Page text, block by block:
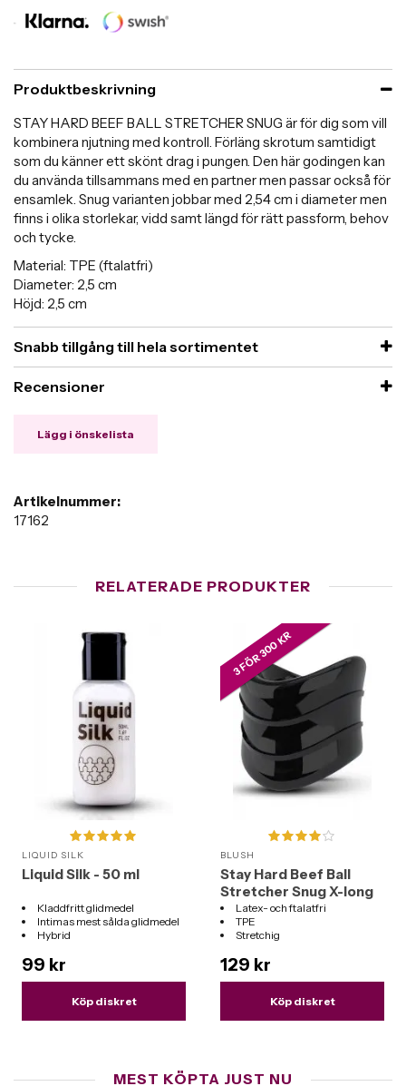
Produktbeskrivning
STAY HARD BEEF BALL STRETCHER SNUG är för dig som vill
kombinera njutning med kontroll. Förläng skrotum samtidigt
som du känner ett skönt drag i pungen. Den här godingen kan
du använda tillsammans med en partner men passar också för
ensamlek. Snug varianten jobbar med 2,54 cm i diameter men
finns i olika storlekar, vidd samt längd för rätt passform, behov
och tycke.
Material: TPE (ftalatfri)
Diameter: 2,5 cm
Höjd: 2,5 cm
Snabb tillgång till hela sortimentet
Recensioner
Lägg i önskelista
Artikelnummer:
17162
RELATERADE PRODUKTER
LIQUID SILK
Liquid Silk - 50 ml
Kladdfritt glidmedel
Intimas mest sålda glidmedel
Hybrid
99 kr
Köp diskret
3 FÖR 300 KR
BLUSH
Stay Hard Beef Ball
Stretcher Snug X-long
Latex- och ftalatfri
TPE
Stretchig
129 kr
Köp diskret
MEST KÖPTA JUST NU